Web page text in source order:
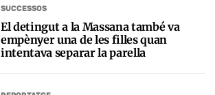
SUCCESSOS
El detingut a la Massana també va
empènyer una de les filles quan
intentava separar la parella